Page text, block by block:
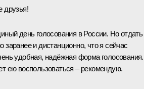
друзья!
день голосования в России. Но отдать
заранее и дистанционно, что я сейчас
удобная, надёжная форма голосования.
ею воспользоваться – рекомендую.